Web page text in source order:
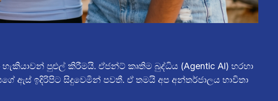
පුළුල් කිරීමයි. ඒජන්ට් කෘතිම බුද්ධිය (Agentic AI) හරහා
ඉදිරිපිට සිදුවෙමින් පවතී. ඒ තමයි අප අන්තර්ජාලය භාවිතා